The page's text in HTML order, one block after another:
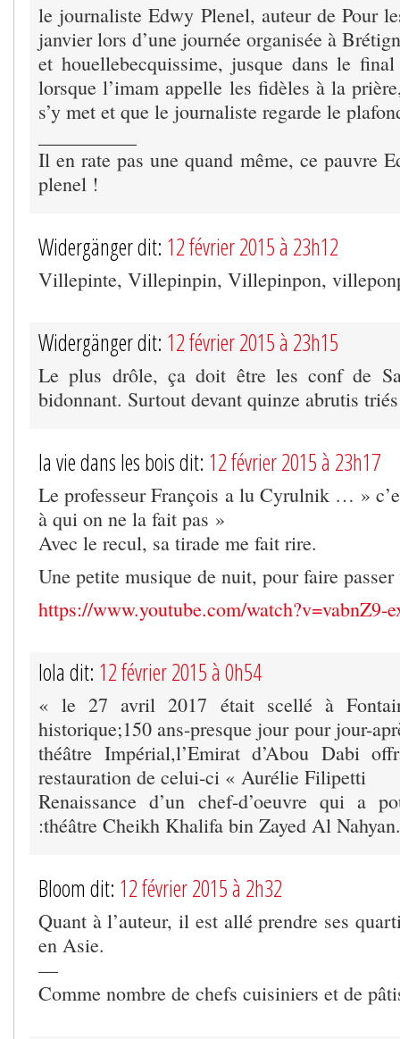
le journaliste Edwy Plenel, auteur de Pour
janvier lors d’une journée organisée à
et houellebecquissime, jusque dans le
lorsque l’imam appelle les fidèles à la
s’y met et que le journaliste regarde le
Il en rate pas une quand même, ce pauvre
plenel !
Widergänger dit: 12 février 2015 à 23h12
Villepinte, Villepinpin, Villepinpon,
Widergänger dit: 12 février 2015 à 23h15
Le plus drôle, ça doit être les conf de
bidonnant. Surtout devant quinze abrutis
la vie dans les bois dit: 12 février 2015 à 23h17
Le professeur François a lu Cyrulnik … »
à qui on ne la fait pas »
Avec le recul, sa tirade me fait rire.
Une petite musique de nuit, pour faire passer
https://www.youtube.com/watch?v=vabnZ9-
lola dit: 12 février 2015 à 0h54
« le 27 avril 2017 était scellé à
historique;150 ans-presque jour pour jour-
théâtre Impérial,l’Emirat d’Abou Dabi
restauration de celui-ci « Aurélie Filipetti
Renaissance d’un chef-d’oeuvre qui a
:théâtre Cheikh Khalifa bin Zayed Al Nahyan.
Bloom dit: 12 février 2015 à 2h32
Quant à l’auteur, il est allé prendre ses
en Asie.
—
Comme nombre de chefs cuisiniers et de